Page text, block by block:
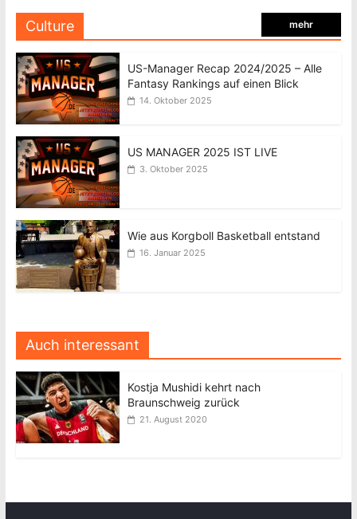
Culture mehr
US-Manager Recap 2024/2025 – Alle
Fantasy Rankings auf einen Blick
14. Oktober 2025
US MANAGER 2025 IST LIVE
3. Oktober 2025
Wie aus Korgboll Basketball entstand
16. Januar 2025
Auch interessant
Kostja Mushidi kehrt nach
Braunschweig zurück
21. August 2020